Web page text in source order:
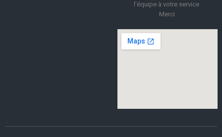
l'équipe à votre service.
Merci